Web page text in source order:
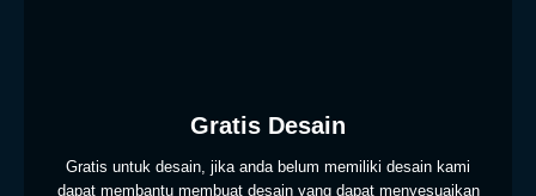
Gratis Desain
Gratis untuk desain, jika anda belum memiliki desain kami
dapat membantu membuat desain yang dapat menyesuaikan